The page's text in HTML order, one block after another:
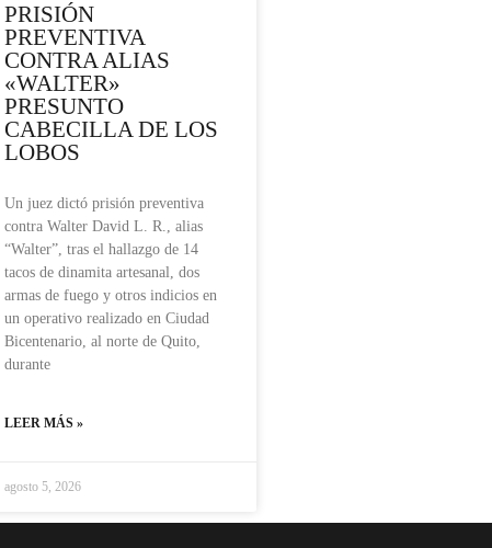
PRISIÓN
PREVENTIVA
CONTRA ALIAS
«WALTER»
PRESUNTO
CABECILLA DE LOS
LOBOS
Un juez dictó prisión preventiva
contra Walter David L. R., alias
“Walter”, tras el hallazgo de 14
tacos de dinamita artesanal, dos
armas de fuego y otros indicios en
un operativo realizado en Ciudad
Bicentenario, al norte de Quito,
durante
LEER MÁS »
agosto 5, 2026